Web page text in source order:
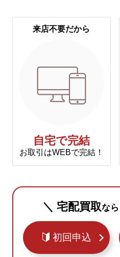
来店不要だから
自宅で完結
お取引はWEBで完結！
＼ 宅配買取なら
初回申込